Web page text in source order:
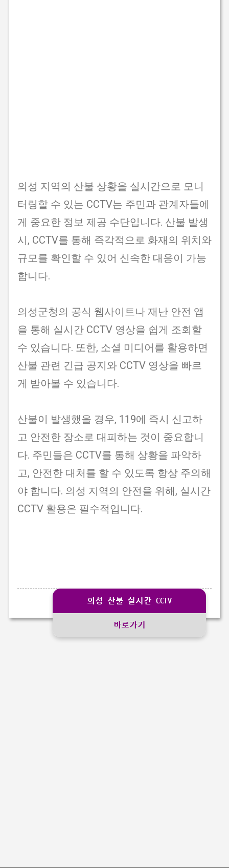
의성 지역의 산불 상황을 실시간으로 모니
터링할 수 있는 CCTV는 주민과 관계자들에
게 중요한 정보 제공 수단입니다. 산불 발생
시, CCTV를 통해 즉각적으로 화재의 위치와
규모를 확인할 수 있어 신속한 대응이 가능
합니다.
의성군청의 공식 웹사이트나 재난 안전 앱
을 통해 실시간 CCTV 영상을 쉽게 조회할
수 있습니다. 또한, 소셜 미디어를 활용하면
산불 관련 긴급 공지와 CCTV 영상을 빠르
게 받아볼 수 있습니다.
산불이 발생했을 경우, 119에 즉시 신고하
고 안전한 장소로 대피하는 것이 중요합니
다. 주민들은 CCTV를 통해 상황을 파악하
고, 안전한 대처를 할 수 있도록 항상 주의해
야 합니다. 의성 지역의 안전을 위해, 실시간
CCTV 활용은 필수적입니다.
의성 산불 실시간 CCTV
바로가기